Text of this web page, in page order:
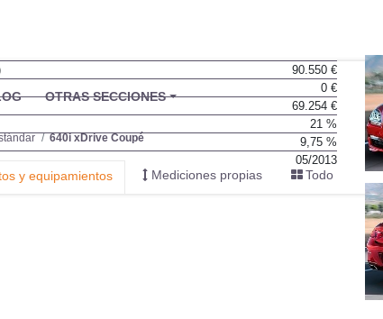
OTRAS SECCIONES
640i xDrive Coupé
y equipamientos Mediciones propias Todo
90.550 €
0 €
69.254 €
21 %
9,75 %
05/2013